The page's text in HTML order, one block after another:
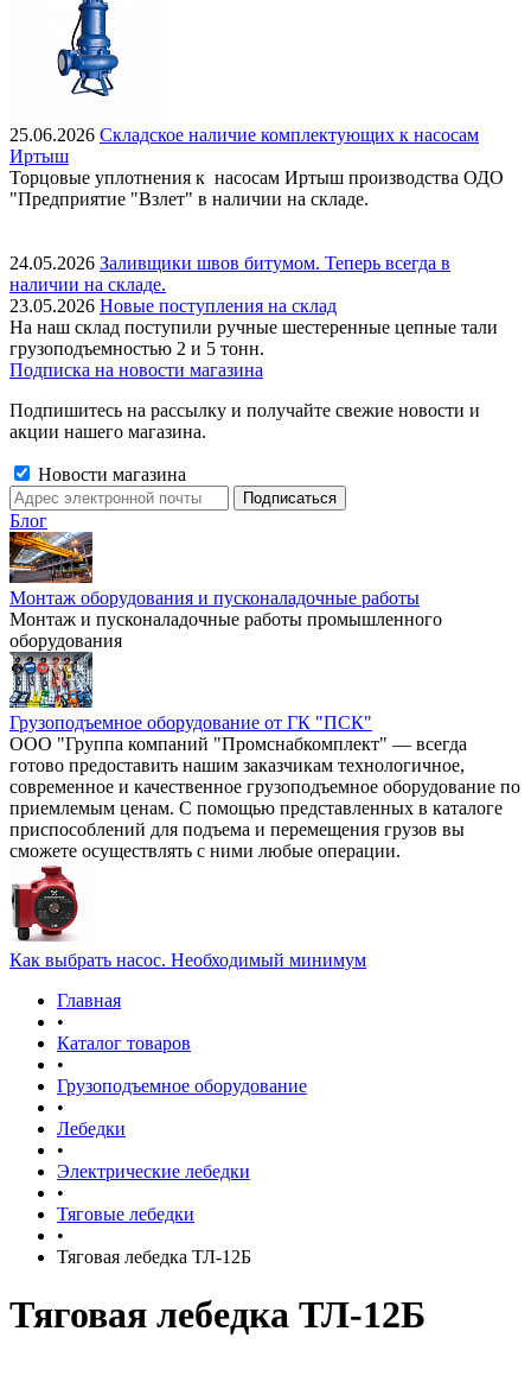
25.06.2026 Складское наличие комплектующих к насосам
Иртыш
Торцовые уплотнения к насосам Иртыш производства ОДО
"Предприятие "Взлет" в наличии на складе.
24.05.2026 Заливщики швов битумом. Теперь всегда в
наличии на складе.
23.05.2026 Новые поступления на склад
На наш склад поступили ручные шестеренные цепные тали
грузоподъемностью 2 и 5 тонн.
Подписка на новости магазина
Подпишитесь на рассылку и получайте свежие новости и
акции нашего магазина.
Новости магазина
Блог
Монтаж оборудования и пусконаладочные работы
Монтаж и пусконаладочные работы промышленного
оборудования
Грузоподъемное оборудование от ГК "ПСК"
ООО "Группа компаний "Промснабкомплект" — всегда
готово предоставить нашим заказчикам технологичное,
современное и качественное грузоподъемное оборудование по
приемлемым ценам. С помощью представленных в каталоге
приспособлений для подъема и перемещения грузов вы
сможете осуществлять с ними любые операции.
Как выбрать насос. Необходимый минимум
Главная
•
Каталог товаров
•
Грузоподъемное оборудование
•
Лебедки
•
Электрические лебедки
•
Тяговые лебедки
•
Тяговая лебедка ТЛ-12Б
Тяговая лебедка ТЛ-12Б